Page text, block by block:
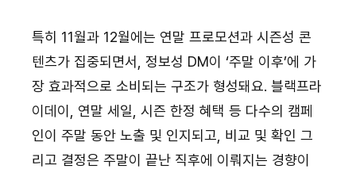
특히 11월과 12월에는 연말 프로모션과 시즌성 콘
텐츠가 집중되면서, 정보성 DM이 ‘주말 이후’에 가
장 효과적으로 소비되는 구조가 형성돼요. 블랙프라
이데이, 연말 세일, 시즌 한정 혜택 등 다수의 캠페
인이 주말 동안 노출 및 인지되고, 비교 및 확인 그
리고 결정은 주말이 끝난 직후에 이뤄지는 경향이